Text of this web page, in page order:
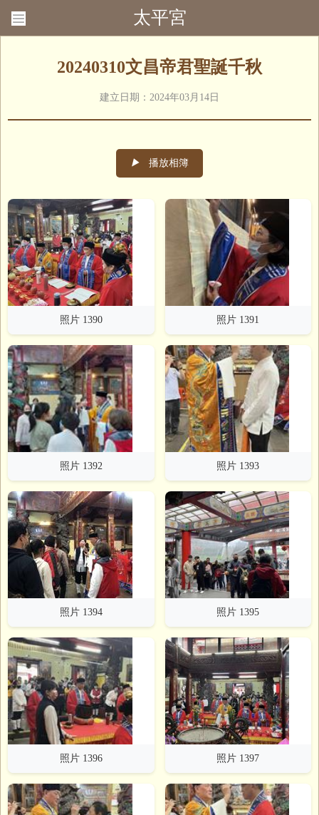
太平宮
20240310文昌帝君聖誕千秋
建立日期：2024年03月14日
▶ 播放相簿
照片 1390 照片 1391
照片 1392 照片 1393
照片 1394 照片 1395
照片 1396 照片 1397